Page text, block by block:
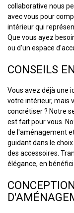
collaborative nous
avec vous pour
intérieur qui
Que vous ayez
ou d'un espace
CONSEILS
Vous avez déjà une
votre intérieur, mais
concrétiser ? Notre
est fait pour vous.
de l'aménagement
guidant dans le
des accessoires.
élégance, en